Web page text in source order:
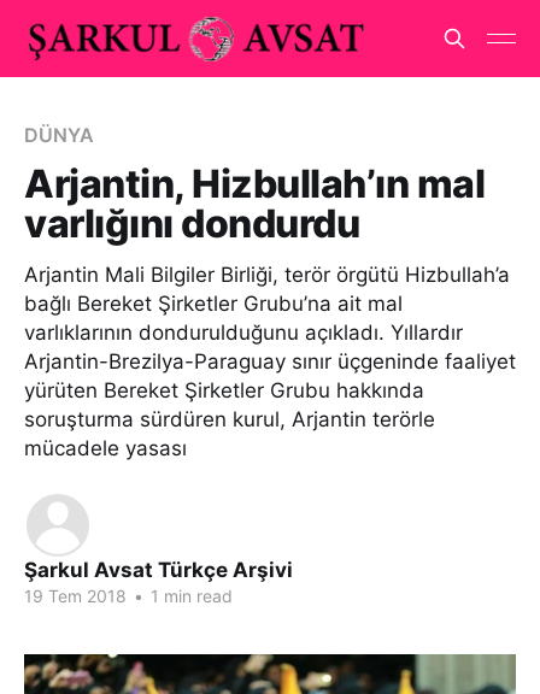
DÜNYA
Arjantin, Hizbullah’ın mal
varlığını dondurdu
Arjantin Mali Bilgiler Birliği, terör örgütü Hizbullah’a
bağlı Bereket Şirketler Grubu’na ait mal
varlıklarının dondurulduğunu açıkladı. Yıllardır
Arjantin-Brezilya-Paraguay sınır üçgeninde faaliyet
yürüten Bereket Şirketler Grubu hakkında
soruşturma sürdüren kurul, Arjantin terörle
mücadele yasası
Şarkul Avsat Türkçe Arşivi
19 Tem 2018 • 1 min read